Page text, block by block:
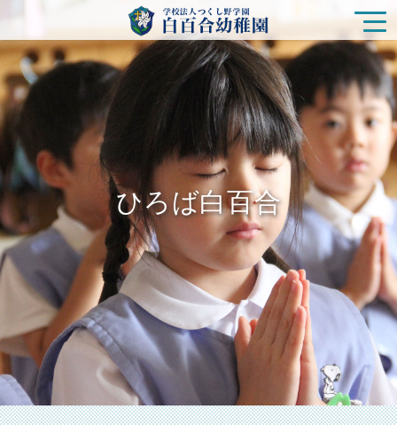
園の特色
白百合幼稚園の生活
ひろば白百合
入園をご検討の方
未就園児クラス
在園の皆様
新着情報
ひろば白百合